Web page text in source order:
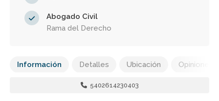
Abogado Civil
Rama del Derecho
Información Detalles Ubicación Opiniones
5402614230403